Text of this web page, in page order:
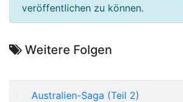
veröffentlichen zu können.
Weitere Folgen
Australien-Saga (Teil 2)